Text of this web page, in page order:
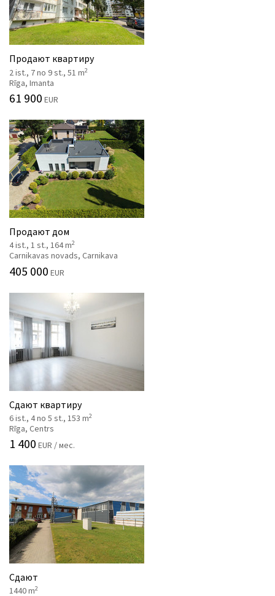
Продают квартиру
2 ist., 7 no 9 st., 51 m2
Rīga, Imanta
61 900 EUR
Продают дом
4 ist., 1 st., 164 m2
Carnikavas novads, Carnikava
405 000 EUR
Сдают квартиру
6 ist., 4 no 5 st., 153 m2
Rīga, Centrs
1 400 EUR / мес.
Сдают
1440 m2